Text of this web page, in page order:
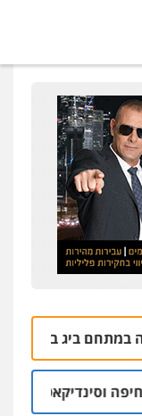
ביג בפתח תקווה
וסינדיקאט